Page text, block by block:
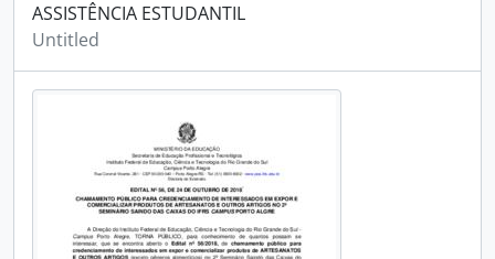
ASSISTÊNCIA ESTUDANTIL
Untitled